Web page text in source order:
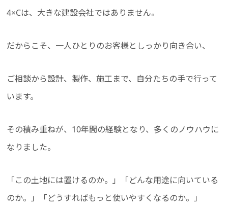
4×Cは、大きな建設会社ではありません。
だからこそ、一人ひとりのお客様としっかり向き合い、
ご相談から設計、製作、施工まで、自分たちの手で行って
います。
その積み重ねが、10年間の経験となり、多くのノウハウに
なりました。
「この土地には置けるのか。」「どんな用途に向いている
のか。」「どうすればもっと使いやすくなるのか。」